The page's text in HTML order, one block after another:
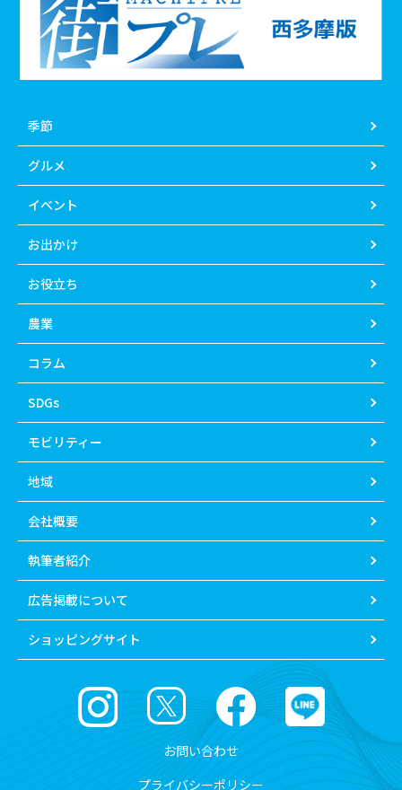
季節
グルメ
イベント
お出かけ
お役立ち
農業
コラム
SDGs
モビリティー
地域
会社概要
執筆者紹介
広告掲載について
ショッピングサイト
お問い合わせ
プライバシーポリシー